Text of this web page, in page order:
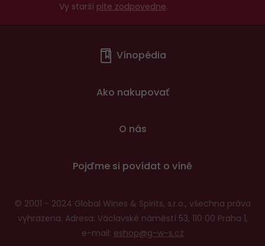
Vy starší pite zodpovedne.
Vínopédia
Ako nakupovať
O nás
Pojďme si povídat o víně
© 2001 - 2024 Global Wines & Spirits, s.r.o., všechna práva
vyhrazena. Adresa: Václavské náměstí 53, 110 00 Praha 1,
e-mail: eshop@g-w-s.cz